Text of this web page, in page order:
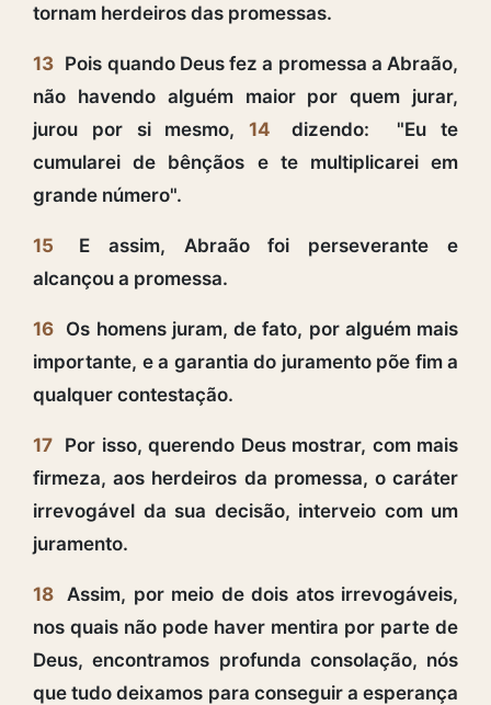
tornam herdeiros das promessas.
13 Pois quando Deus fez a promessa a Abraão,
não havendo alguém maior por quem jurar,
jurou por si mesmo, 14
dizendo: "Eu te
cumularei de bênçãos e te multiplicarei em
grande número".
15
E assim, Abraão foi perseverante e
alcançou a promessa.
16 Os homens juram, de fato, por alguém mais
importante, e a garantia do juramento põe fim a
qualquer contestação.
17 Por isso, querendo Deus mostrar, com mais
firmeza, aos herdeiros da promessa, o caráter
irrevogável da sua decisão, interveio com um
juramento.
18
Assim, por meio de dois atos irrevogáveis,
nos quais não pode haver mentira por parte de
Deus, encontramos profunda consolação, nós
que tudo deixamos para conseguir a esperança